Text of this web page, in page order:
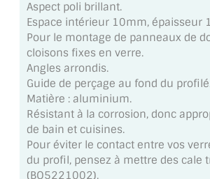
MIROIR DE SALLE DE BAIN
MIROIR PAROI DE DOUCHE
MIROIR POUR SALLE DE SPORT
MIROIR POUR SALLE DE DANSE
MIROIR ENCADRÉ
MIROIR TV
Aspect poli brillant.
Espace intérieur 10mm, épaisseur
Pour le montage de panneaux de
cloisons fixes en verre.
Angles arrondis.
Guide de perçage au fond du
Matière : aluminium.
Résistant à la corrosion, donc
de bain et cuisines.
Pour éviter le contact entre vos
du profil, pensez à mettre des cale
(BO5221002).